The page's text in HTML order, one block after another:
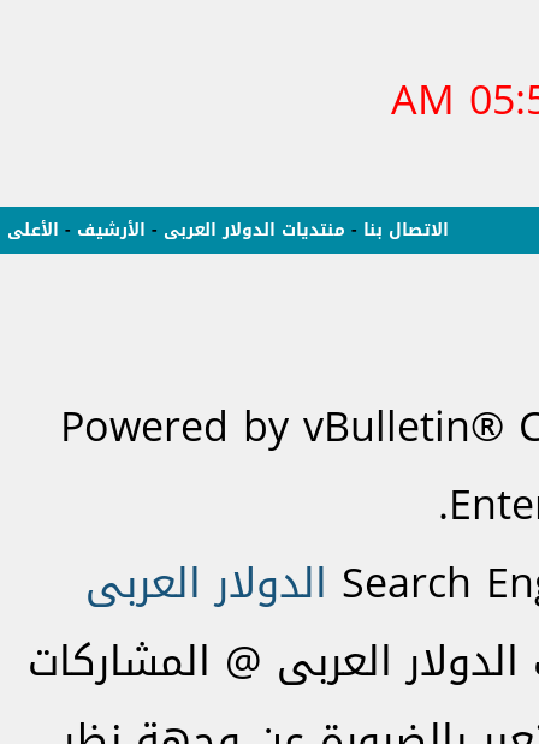
الاتصال بنا - منتديات الدولار العربى - الأرشيف - الأعلى
Powered by vBulletin®
Search الدولار العربى
العربى @ المشاركات